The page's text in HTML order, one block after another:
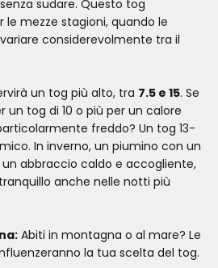
sudare. Questo tog
mezze stagioni, quando le
considerevolmente tra il
un tog più alto, tra 7.5 e 15. Se
un tog di 10 o più per un calore
freddo? Un tog 13-
In inverno, un piumino con un
abbraccio caldo e accogliente,
anche nelle notti più
Abiti in montagna o al mare? Le
la tua scelta del tog.